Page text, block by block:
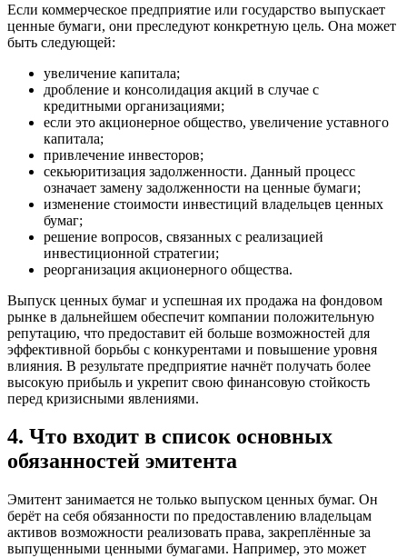
Если коммерческое предприятие или государство выпускает
ценные бумаги, они преследуют конкретную цель. Она может
быть следующей:
увеличение капитала;
дробление и консолидация акций в случае с
кредитными организациями;
если это акционерное общество, увеличение уставного
капитала;
привлечение инвесторов;
секьюритизация задолженности. Данный процесс
означает замену задолженности на ценные бумаги;
изменение стоимости инвестиций владельцев ценных
бумаг;
решение вопросов, связанных с реализацией
инвестиционной стратегии;
реорганизация акционерного общества.
Выпуск ценных бумаг и успешная их продажа на фондовом
рынке в дальнейшем обеспечит компании положительную
репутацию, что предоставит ей больше возможностей для
эффективной борьбы с конкурентами и повышение уровня
влияния. В результате предприятие начнёт получать более
высокую прибыль и укрепит свою финансовую стойкость
перед кризисными явлениями.
4. Что входит в список основных
обязанностей эмитента
Эмитент занимается не только выпуском ценных бумаг. Он
берёт на себя обязанности по предоставлению владельцам
активов возможности реализовать права, закреплённые за
выпущенными ценными бумагами. Например, это может